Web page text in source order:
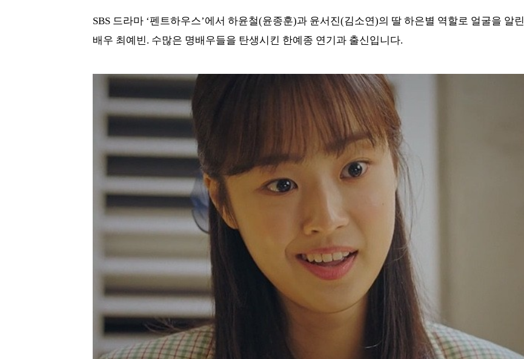
SBS 드라마 ‘펜트하우스’에서 하윤철(윤종훈)과 윤서진(김소연)의 딸 하은별 역할로 얼굴을 알린
배우 최예빈. 수많은 명배우들을 탄생시킨 한예종 연기과 출신입니다.